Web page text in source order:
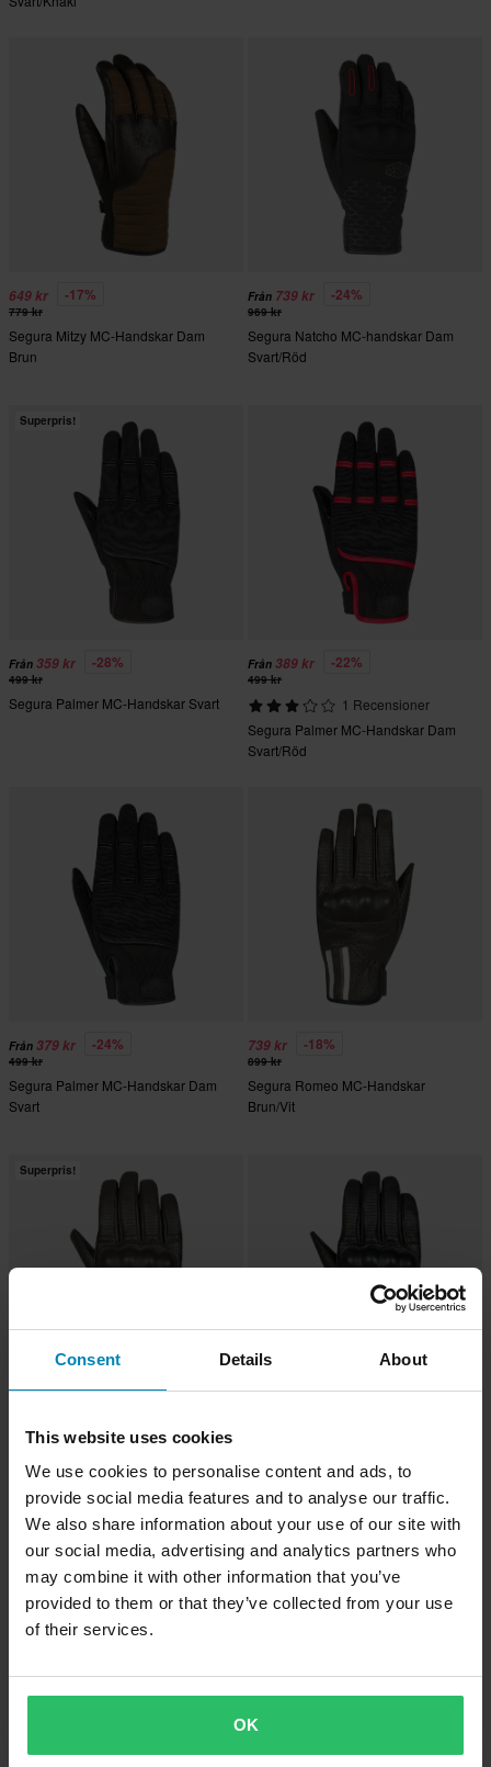
Consent Details About
This website uses cookies
We use cookies to personalise content and ads, to
provide social media features and to analyse our traffic.
We also share information about your use of our site with
our social media, advertising and analytics partners who
may combine it with other information that you’ve
provided to them or that they’ve collected from your use
of their services.
OK
649 kr -17%
779 kr
Segura Mitzy MC-Handskar Dam
Brun
Från 739 kr -24%
969 kr
Segura Natcho MC-handskar Dam
Svart/Röd
Superpris!
Från 359 kr -28%
499 kr
Segura Palmer MC-Handskar Svart
Från 389 kr -22%
499 kr
1 Recensioner
Segura Palmer MC-Handskar Dam
Svart/Röd
Från 379 kr -24%
499 kr
Segura Palmer MC-Handskar Dam
Svart
739 kr -18%
899 kr
Segura Romeo MC-Handskar
Brun/Vit
Superpris!
899 kr
Brun/Vit
Svart/Vit